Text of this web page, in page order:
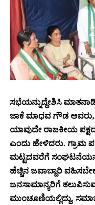
ಸಭೆಯನ್ನುದ್ದೇಶಿಸಿ
ಜಾಕೆ ಮಾಧವ ಗೌಡ
ಯಾವುದೇ ರಾಜಕೀಯ
ಎಂದು ಹೇಳಿದರು. ಗ್ರಾಮ
ಮಟ್ಟದವರೆಗೆ
ಹೆಚ್ಚಿನ ಜವಾಬ್ದಾರಿ
ಜನಸಾಮಾನ್ಯರಿಗೆ
ಮುಂಚೂಣಿಯಲ್ಲಿದ್ದು,